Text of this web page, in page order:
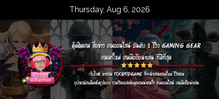
content
Thursday, Aug 6, 2026